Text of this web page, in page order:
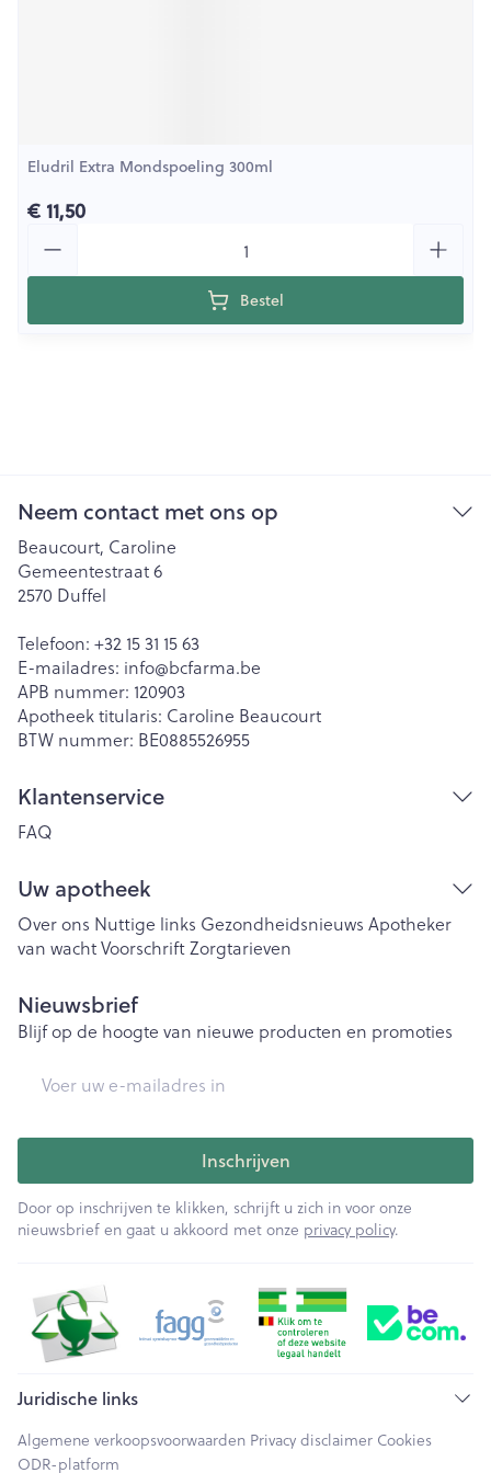
Eludril Extra Mondspoeling 300ml
€ 11,50
Bestel
Neem contact met ons op
Beaucourt, Caroline
Gemeentestraat 6
2570 Duffel
Telefoon: +32 15 31 15 63
E-mailadres: info@bcfarma.be
APB nummer: 120903
Apotheek titularis: Caroline Beaucourt
BTW nummer: BE0885526955
Klantenservice
FAQ
Uw apotheek
Over ons Nuttige links Gezondheidsnieuws Apotheker
van wachtVoorschriftZorgtarieven
Nieuwsbrief
Blijf op de hoogte van nieuwe producten en promoties
Inschrijven
Door op inschrijven te klikken, schrijft u zich in voor onze
nieuwsbrief en gaat u akkoord met onze privacy policy.
Juridische links
Algemene verkoopsvoorwaarden Privacy disclaimer Cookies
ODR-platform